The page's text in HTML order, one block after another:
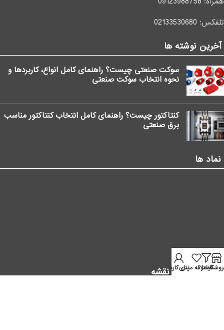
تلفکس: 02133530680
آخرین نوشته ها
سوکت صنعتی چیست؟ راهنمای کامل انواع، کاربردها و
نحوه انتخاب سوکت صنعتی
کنتاکتور چیست؟ راهنمای کامل انتخاب کنتاکتور مناسب
برق صنعتی
نماد ها
موقعیت ما در نقشه
فیلترعلاقه مندیپنل کاربر